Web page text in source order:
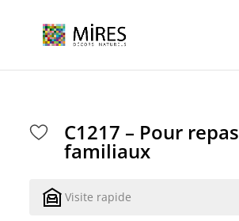
C1217 – Pour repas
familiaux
Visite rapide